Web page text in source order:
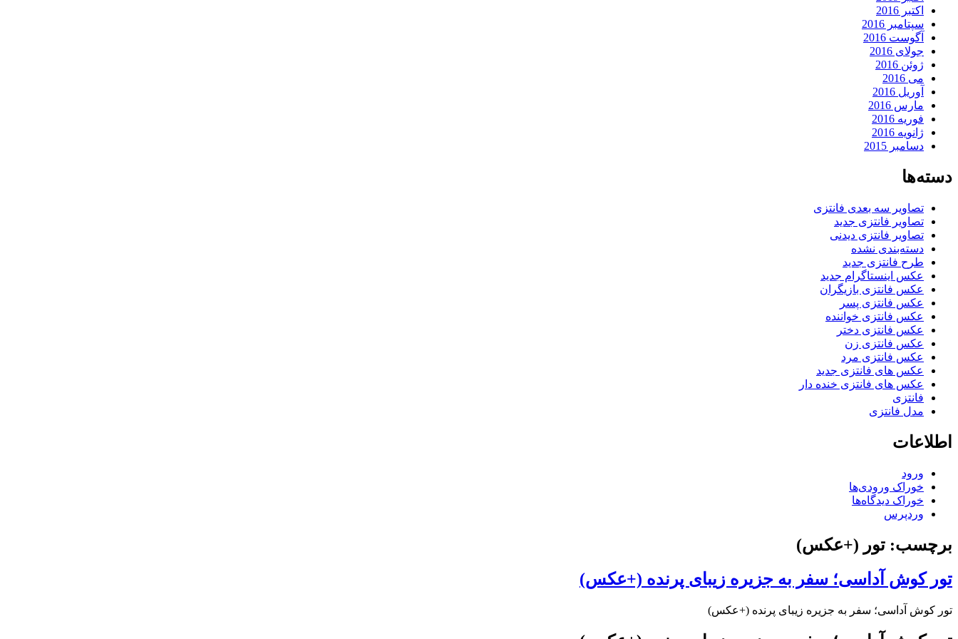
اکتبر 2016
سپتامبر 2016
آگوست 2016
جولای 2016
ژوئن 2016
می 2016
آوریل 2016
مارس 2016
فوریه 2016
ژانویه 2016
دسامبر 2015
دسته‌ها
تصاویر سه بعدی فانتزی
تصاویر فانتزی جدید
تصاویر فانتزی دیدنی
دسته‌بندی نشده
طرح فانتزی جدید
عکس اینستاگرام جدید
عکس فانتزی بازیگران
عکس فانتزی پسر
عکس فانتزی خواننده
عکس فانتزی دختر
عکس فانتزی زن
عکس فانتزی مرد
عکس های فانتزی جدید
عکس های فانتزی خنده دار
فانتزی
مدل فانتزی
اطلاعات
ورود
خوراک ورودی‌ها
خوراک دیدگاه‌ها
وردپرس
برچسب: تور (+عکس)
تور کوش آداسی؛ سفر به جزیره زیبای پرنده (+عکس)
تور کوش آداسی؛ سفر به جزیره زیبای پرنده (+عکس)